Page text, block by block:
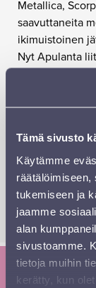
Tämä sivusto
Käytämme
räätälöimiseen,
tukemiseen ja
jaamme
alan
sivustoamme.
tietoja muihin
kerätty, kun
Metallica,
saavuttaneita
ikimuistoinen
Nyt Apulanta
seuraan
Sinfonia Lahti
tapahtuu!
levyillä ja
faneille.